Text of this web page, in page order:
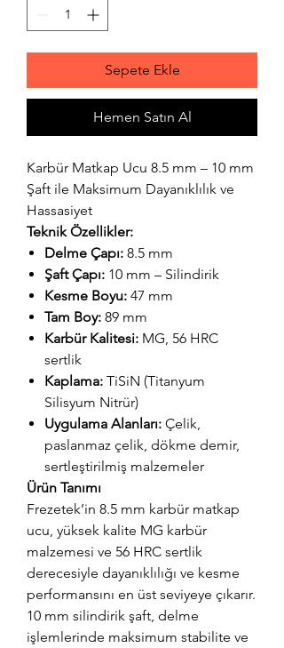
Sepete Ekle
Hemen Satın Al
Karbür Matkap Ucu 8.5 mm – 10 mm
Şaft ile Maksimum Dayanıklılık ve
Hassasiyet
Teknik Özellikler:
Delme Çapı: 8.5 mm
Şaft Çapı: 10 mm – Silindirik
Kesme Boyu: 47 mm
Tam Boy: 89 mm
Karbür Kalitesi: MG, 56 HRC
sertlik
Kaplama: TiSiN (Titanyum
Silisyum Nitrür)
Uygulama Alanları: Çelik,
paslanmaz çelik, dökme demir,
sertleştirilmiş malzemeler
Ürün Tanımı
Frezetek’in 8.5 mm karbür matkap
ucu, yüksek kalite MG karbür
malzemesi ve 56 HRC sertlik
derecesiyle dayanıklılığı ve kesme
performansını en üst seviyeye çıkarır.
10 mm silindirik şaft, delme
işlemlerinde maksimum stabilite ve